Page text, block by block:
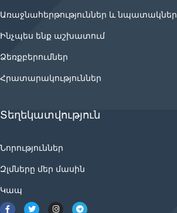
Առաջնահերթություններ և նպատակներ
Ինչպես ենք աշխատում
Ձեռքբերումներ
Հրատարակություններ
Տեղեկատվություն
Նորություններ
Զլմները մեր մասին
Կապ